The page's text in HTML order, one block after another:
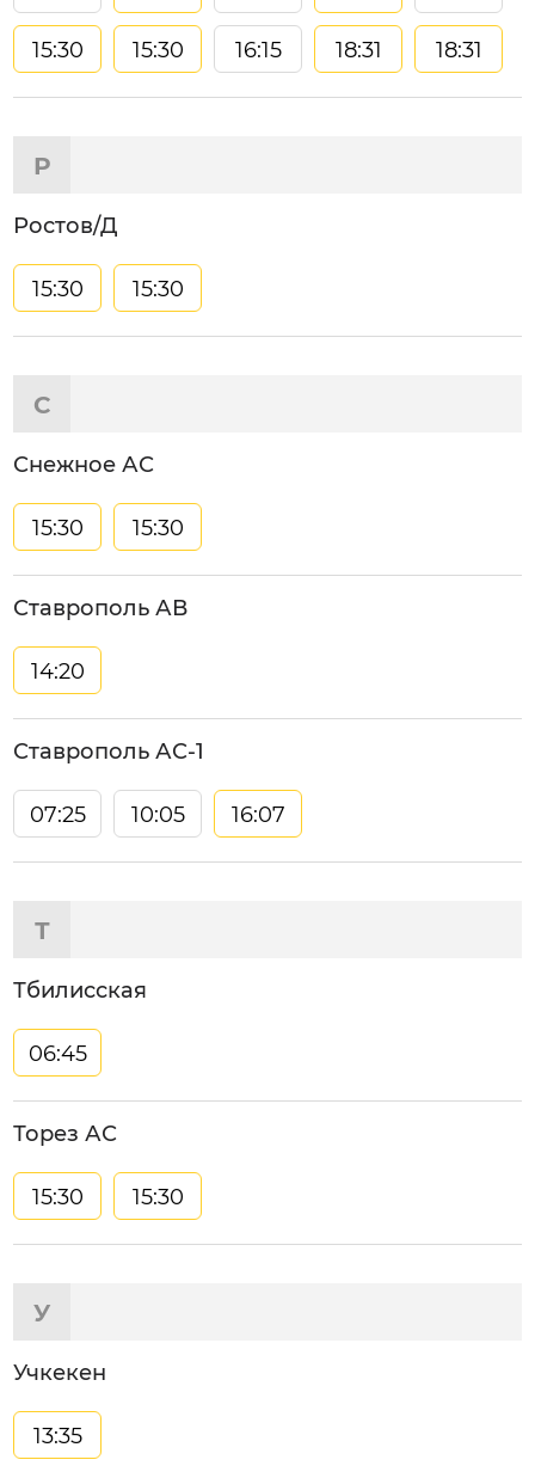
15:30 15:30 16:15 18:31 18:31
Р
Ростов/Д
15:30 15:30
С
Снежное АС
15:30 15:30
Ставрополь АВ
14:20
Ставрополь АС-1
07:25 10:05 16:07
Т
Тбилисская
06:45
Торез АС
15:30 15:30
У
Учкекен
13:35